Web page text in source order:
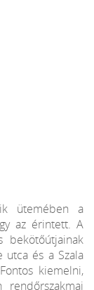
ütemében a
az érintett. A
utca és a Szala
kiemelni,